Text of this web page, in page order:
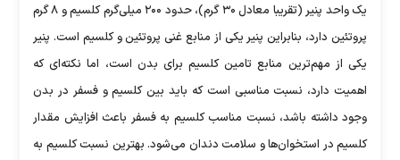
یک واحد پنیر (تقریبا معادل ۳۰ گرم)، حدود ۲۰۰ میلی‌گرم کلسیم و ۸ گرم
پروتئین دارد، بنابراین پنیر یکی از منابع غنی پروتئین و کلسیم است. پنیر
یکی از مهم‌ترین منابع تامین کلسیم برای بدن است، اما نکته‌ای که
اهمیت دارد، نسبت مناسبی است که باید بین کلسیم و فسفر در بدن
وجود داشته باشد، نسبت مناسب کلسیم به فسفر باعث افزایش مقدار
کلسیم در استخوان‌ها و سلامت دندان می‌شود. بهترین نسبت کلسیم به